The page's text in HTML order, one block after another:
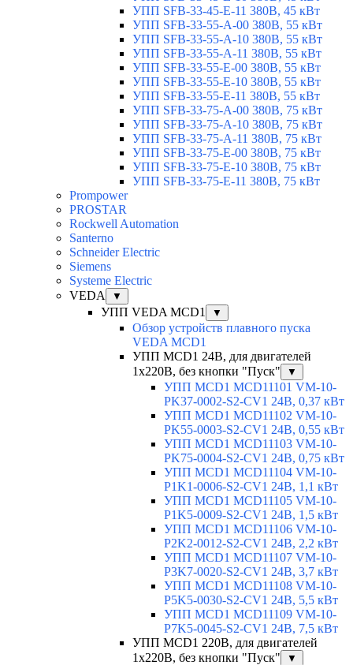
УПП SFB-33-45-E-11 380В, 45 кВт
УПП SFB-33-55-A-00 380В, 55 кВт
УПП SFB-33-55-A-10 380В, 55 кВт
УПП SFB-33-55-A-11 380В, 55 кВт
УПП SFB-33-55-E-00 380В, 55 кВт
УПП SFB-33-55-E-10 380В, 55 кВт
УПП SFB-33-55-E-11 380В, 55 кВт
УПП SFB-33-75-A-00 380В, 75 кВт
УПП SFB-33-75-A-10 380В, 75 кВт
УПП SFB-33-75-A-11 380В, 75 кВт
УПП SFB-33-75-E-00 380В, 75 кВт
УПП SFB-33-75-E-10 380В, 75 кВт
УПП SFB-33-75-E-11 380В, 75 кВт
Prompower
PROSTAR
Rockwell Automation
Santerno
Schneider Electric
Siemens
Systeme Electric
VEDA
▼
УПП VEDA MCD1 ▼
Обзор устройств плавного пуска
VEDA MCD1
УПП MCD1 24В, для двигателей
1х220В, без кнопки "Пуск"
▼
УПП MCD1 MCD11101 VM-10-
PK37-0002-S2-CV1 24В, 0,37 кВт
УПП MCD1 MCD11102 VM-10-
PK55-0003-S2-CV1 24В, 0,55 кВт
УПП MCD1 MCD11103 VM-10-
PK75-0004-S2-CV1 24В, 0,75 кВт
УПП MCD1 MCD11104 VM-10-
P1K1-0006-S2-CV1 24В, 1,1 кВт
УПП MCD1 MCD11105 VM-10-
P1K5-0009-S2-CV1 24В, 1,5 кВт
УПП MCD1 MCD11106 VM-10-
P2K2-0012-S2-CV1 24В, 2,2 кВт
УПП MCD1 MCD11107 VM-10-
P3K7-0020-S2-CV1 24В, 3,7 кВт
УПП MCD1 MCD11108 VM-10-
P5K5-0030-S2-CV1 24В, 5,5 кВт
УПП MCD1 MCD11109 VM-10-
P7K5-0045-S2-CV1 24В, 7,5 кВт
УПП MCD1 220В, для двигателей
1х220В, без кнопки "Пуск"
▼